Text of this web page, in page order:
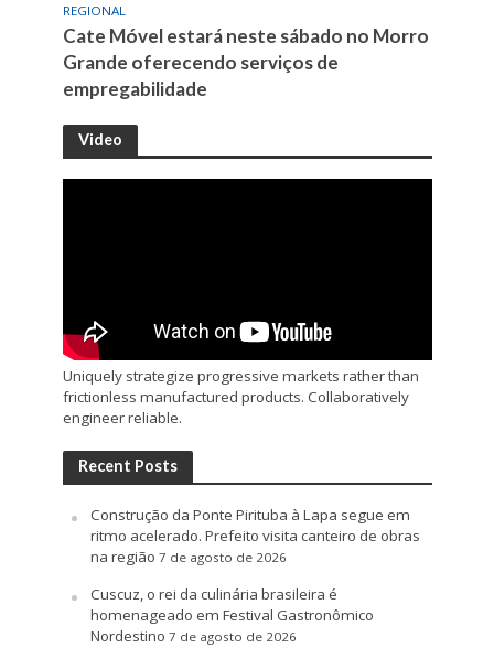
REGIONAL
Cate Móvel estará neste sábado no Morro
Grande oferecendo serviços de
empregabilidade
Video
Uniquely strategize progressive markets rather than
frictionless manufactured products. Collaboratively
engineer reliable.
Recent Posts
Construção da Ponte Pirituba à Lapa segue em
ritmo acelerado. Prefeito visita canteiro de obras
na região 7 de agosto de 2026
Cuscuz, o rei da culinária brasileira é
homenageado em Festival Gastronômico
Nordestino 7 de agosto de 2026